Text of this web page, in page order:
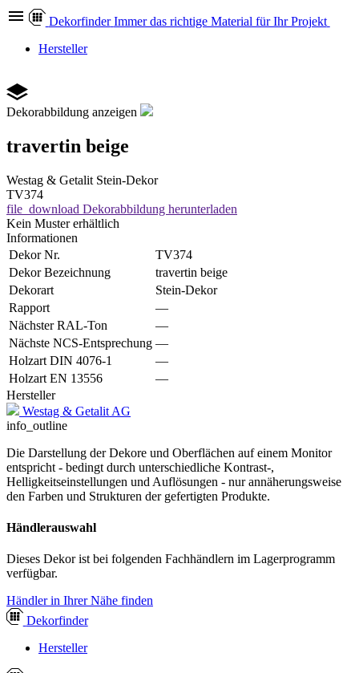
Dekorfinder Immer das richtige Material für Ihr Projekt
Hersteller
Dekorabbildung anzeigen
travertin beige
Westag & Getalit Stein-Dekor
TV374
file_download Dekorabbildung herunterladen
Kein Muster erhältlich
Informationen
Dekor Nr.
TV374
Dekor Bezeichnung
travertin beige
Dekorart
Stein-Dekor
Rapport
—
Nächster RAL-Ton
—
Nächste NCS-Entsprechung —
Holzart DIN 4076-1
—
Holzart EN 13556
—
Hersteller
Westag & Getalit AG
info_outline
Die Darstellung der Dekore und Oberflächen auf einem Monitor
entspricht - bedingt durch unterschiedliche Kontrast-,
Helligkeitseinstellungen und Auflösungen - nur annäherungsweise
den Farben und Strukturen der gefertigten Produkte.
Händlerauswahl
Dieses Dekor ist bei folgenden Fachhändlern im Lagerprogramm
verfügbar.
Händler in Ihrer Nähe finden
Dekorfinder
Hersteller